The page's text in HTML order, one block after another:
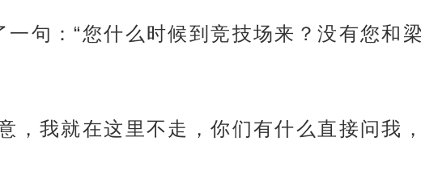
句：“您什么时候到竞技场来？没有您和
，我就在这里不走，你们有什么直接问我